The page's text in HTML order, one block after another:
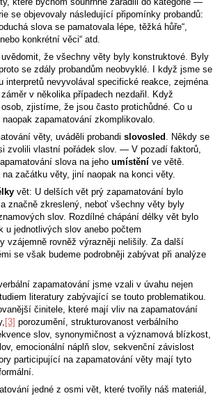
se objevovaly následující připomínky probandů:
slova se pamatovala lépe, těžká hůře“,
konkrétní věci“ atd.
že všechny věty byly konstruktové. Byly
se zdály probandům neobvyklé. I když jsme se
nevyvolával specifické reakce, zejména
v několika případech nezdařil. Když
zjistíme, že jsou často protichůdné. Co u
zapamatování zkomplikovalo.
věty, uváděli probandi slovosled . Někdy se
zvolili vlastní pořádek slov. — V pozadí faktorů,
slova na jeho umístění ve větě.
začátku věty, jiní naopak na konci věty.
vět: U delších vět prý zapamatování bylo
značně zkreslený, neboť všechny věty byly
slov. Rozdílné chápání délky vět bylo
u jednotlivých slov anebo počtem
vzájemně rovněž výrazněji nelišily. Za další
se však budeme podrobněji zabývat při analýze
zapamatování jsme vzali v úvahu nejen
literatury zabývající se touto problematikou.
činitele, které mají vliv na zapamatování
[3] porozumění, strukturovanost verbálního
slov, synonymičnost a významová blízkost,
emocionální náplň slov, sekvenční závislost
participující na zapamatování věty mají tyto
jedné z osmi vět, které tvořily náš materiál,